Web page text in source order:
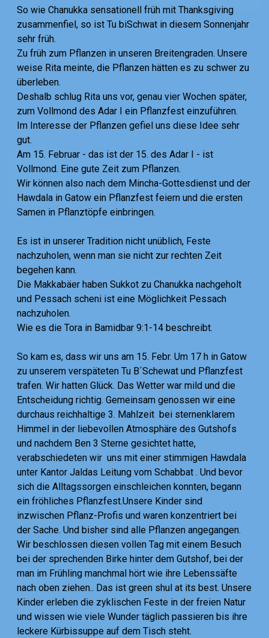
So wie Chanukka sensationell früh mit Thanksgiving
zusammenfiel, so ist Tu biSchwat in diesem Sonnenjahr
sehr früh.
Zu früh zum Pflanzen in unseren Breitengraden. Unsere
weise Rita meinte, die Pflanzen hätten es zu schwer zu
überleben.
Deshalb schlug Rita uns vor, genau vier Wochen später,
zum Vollmond des Adar I ein Pflanzfest einzuführen.
Im Interesse der Pflanzen gefiel uns diese Idee sehr
gut.
Am 15. Februar - das ist der 15. des Adar I - ist
Vollmond. Eine gute Zeit zum Pflanzen.
Wir können also nach dem Mincha-Gottesdienst und der
Hawdala in Gatow ein Pflanzfest feiern und die ersten
Samen in Pflanztöpfe einbringen.
Es ist in unserer Tradition nicht unüblich, Feste
nachzuholen, wenn man sie nicht zur rechten Zeit
begehen kann.
Die Makkabäer haben Sukkot zu Chanukka nachgeholt
und Pessach scheni ist eine Möglichkeit Pessach
nachzuholen.
Wie es die Tora in Bamidbar 9:1-14 beschreibt.
So kam es, dass wir uns am 15. Febr. Um 17 h in Gatow
zu unserem verspäteten Tu B´Schewat und Pflanzfest
trafen. Wir hatten Glück. Das Wetter war mild und die
Entscheidung richtig. Gemeinsam genossen wir eine
durchaus reichhaltige 3. Mahlzeit bei sternenklarem
Himmel in der liebevollen Atmosphäre des Gutshofs
und nachdem Ben 3 Sterne gesichtet hatte,
verabschiedeten wir uns mit einer stimmigen Hawdala
unter Kantor Jaldas Leitung vom Schabbat . Und bevor
sich die Alltagssorgen einschleichen konnten, begann
ein fröhliches Pflanzfest.Unsere Kinder sind
inzwischen Pflanz-Profis und waren konzentriert bei
der Sache. Und bisher sind alle Pflanzen angegangen.
Wir beschlossen diesen vollen Tag mit einem Besuch
bei der sprechenden Birke hinter dem Gutshof, bei der
man im Frühling manchmal hört wie ihre Lebenssäfte
nach oben ziehen.. Das ist green shul at its best. Unsere
Kinder erleben die zyklischen Feste in der freien Natur
und wissen wie viele Wunder täglich passieren bis ihre
leckere Kürbissuppe auf dem Tisch steht.